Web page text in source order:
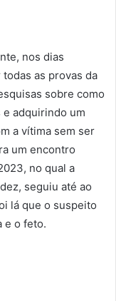
nos dias
as provas da
sobre como
adquirindo um
a vítima sem ser
um encontro
no qual a
seguiu até ao
lá que o suspeito
e o feto.